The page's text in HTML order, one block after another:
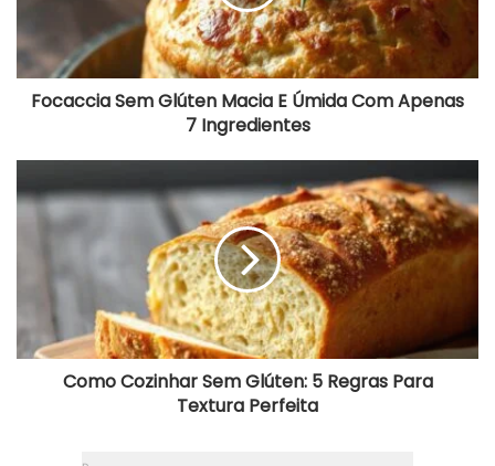
Apenas
7
Ingredientes
Focaccia Sem Glúten Macia E Úmida Com Apenas
7 Ingredientes
Como
Cozinhar
Sem
Perfeita
Como Cozinhar Sem Glúten: 5 Regras Para
Textura Perfeita